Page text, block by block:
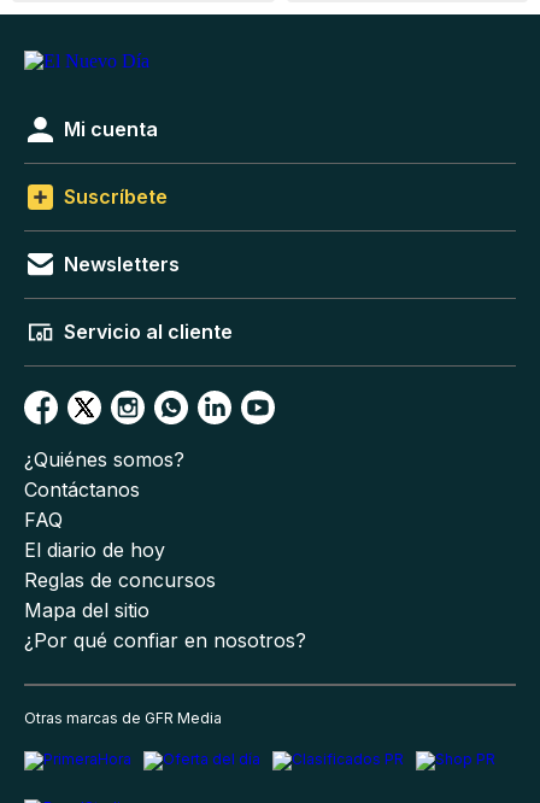
Mi cuenta
Suscríbete
Newsletters
Servicio al cliente
¿Quiénes somos?
Contáctanos
FAQ
El diario de hoy
Reglas de concursos
Mapa del sitio
¿Por qué confiar en nosotros?
Otras marcas de GFR Media